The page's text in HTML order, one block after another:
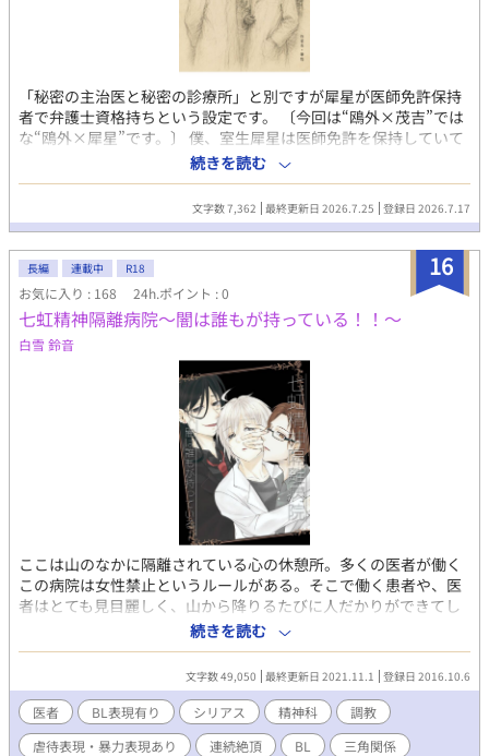
「秘密の主治医と秘密の診療所」と別ですが犀星が医師免許保持
者で弁護士資格持ちという設定です。 〔今回は“鴎外×茂吉”では
な“鴎外×犀星”です。〕 僕、室生犀星は医師免許を保持していて
上野公園の奥にある洋館で無償の診療所を開いているのだが、恋
人の鴎外先生にも秘密にしていた…… ある教授に医学学会に招待
された僕は帝国ホテルの会場にいた。 そこで軍医総監の森鴎外先
生、精神科医の権威で青山脳病院の院長の斎藤茂吉先生、そして
続きを読む
文字数 7,362 最終更新日 2026.7.25 登録日 2026.7.17
16
長編 連載中 R18
お気に入り : 168 24h.ポイント : 0
七虹精神隔離病院～闇は誰もが持っている！！～
白雪 鈴音
ここは山のなかに隔離されている心の休憩所。多くの医者が働く
この病院は女性禁止というルールがある。そこで働く患者や、医
者はとても見目麗しく、山から降りるたびに人だかりができてし
まうほどだった...。 精神科医桃江雪成は中学生に上がったばかり
の頃、三人の男に誘拐され、二年間監禁されていた。 これは、助
け出されて十年後の話である。 三人の犯人のうちの二人は捕まっ
たが、あと一人、主犯の男がまだ捕まっていない。 そんな中、雪
成はその男と再会して…。 表紙絵:ズーちゃん
(Twitter@Zu_can61)
続きを読む
文字数 49,050 最終更新日 2021.11.1 登録日 2016.10.6
医者 BL表現有り シリアス 精神科
調教
虐待表現・暴力表現あり
連続絶頂 BL 三角関係